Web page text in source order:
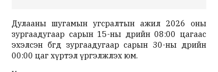
Дулааны шугамын угсралтын ажил 2026 оны
зургаадугаар сарын 15-ны өдрийн 08:00 цагаас
эхэлсэн бөгөөд зургаадугаар сарын 30-ны өдрийн
00:00 цаг хүртэл үргэлжлэх юм.